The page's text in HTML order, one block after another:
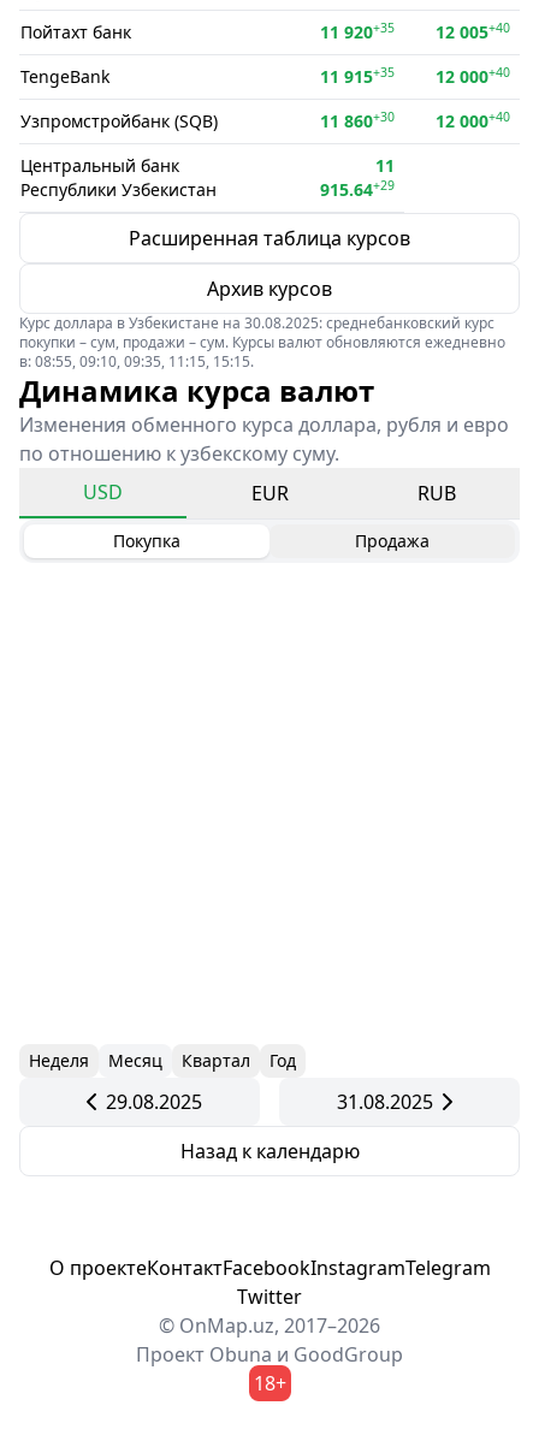
Пойтахт банк 11 920+35 12 005+40
TengeBank 11 915+35 12 000+40
Узпромстройбанк (SQB) 11 860+30 12 000+40
Центральный банк
Республики Узбекистан
11
915.64+29
Расширенная таблица курсов
Архив курсов
Курс доллара в Узбекистане на 30.08.2025: среднебанковский курс
покупки – сум, продажи – сум. Курсы валют обновляются ежедневно
в: 08:55, 09:10, 09:35, 11:15, 15:15.
Динамика курса валют
Изменения обменного курса доллара, рубля и евро
по отношению к узбекскому суму.
USD
EUR RUB
Покупка Продажа
Неделя Месяц Квартал Год
29.08.2025
31.08.2025
Назад к календарю
О проектеКонтактFacebookInstagramTelegram
Twitter
© OnMap.uz, 2017–2026
Проект Obuna и GoodGroup
18+